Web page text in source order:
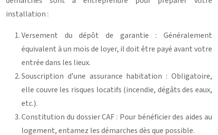
installation :
Versement du dépôt de garantie : Généralement
équivalent à un mois de loyer, il doit être payé avant votre
entrée dans les lieux.
Souscription d’une assurance habitation : Obligatoire,
elle couvre les risques locatifs (incendie, dégâts des eaux,
etc.).
Constitution du dossier CAF : Pour bénéficier des aides au
logement, entamez les démarches dès que possible.